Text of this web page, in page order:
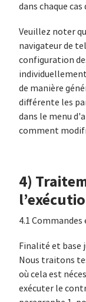
dans chaque
Veuillez noter
navigateur de
configuration
de manière
différente les
dans le menu
comment
4)
4.1
Finalité et base
Nous traitons
où cela est
exécuter le